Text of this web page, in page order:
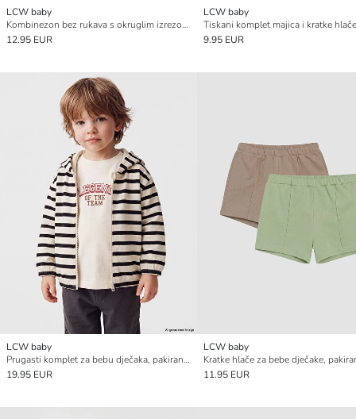
LCW baby
Kombinezon bez rukava s okruglim izrezom i tiskom za bebe dječake, pakiranje od 2 komada
12.95 EUR
LCW baby
9.95 EUR
LCW baby
Prugasti komplet za bebu dječaka, pakiranje od 3 komada
19.95 EUR
LCW baby
11.95 EUR